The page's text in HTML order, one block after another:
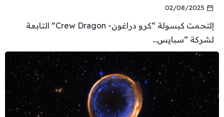
02/08/2025
إلتحمت كبسولة “كرو دراغون- Crew Dragon” التابعة
لشركة “سبايس...